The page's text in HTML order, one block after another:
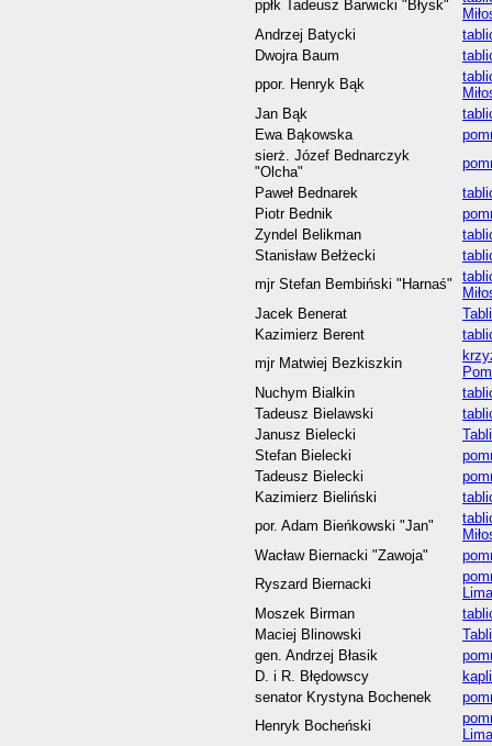
ppłk Tadeusz Barwicki "Błysk"
Andrzej Batycki
Dwojra Baum
ppor. Henryk Bąk
Jan Bąk
Ewa Bąkowska
sierż. Józef Bednarczyk
"Olcha"
Paweł Bednarek
Piotr Bednik
Zyndel Belikman
Stanisław Bełżecki
mjr Stefan Bembiński "Harnaś"
Jacek Benerat
Kazimierz Berent
mjr Matwiej Bezkiszkin
Nuchym Bialkin
Tadeusz Bielawski
Janusz Bielecki
Stefan Bielecki
Tadeusz Bielecki
Kazimierz Bieliński
por. Adam Bieńkowski "Jan"
Wacław Biernacki "Zawoja"
Ryszard Biernacki
Moszek Birman
Maciej Blinowski
gen. Andrzej Błasik
D. i R. Błędowscy
senator Krystyna Bochenek
Henryk Bocheński